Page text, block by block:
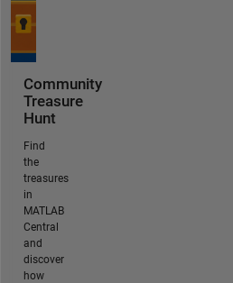
Community
Treasure
Hunt
Find
the
treasures
in
MATLAB
Central
and
discover
how